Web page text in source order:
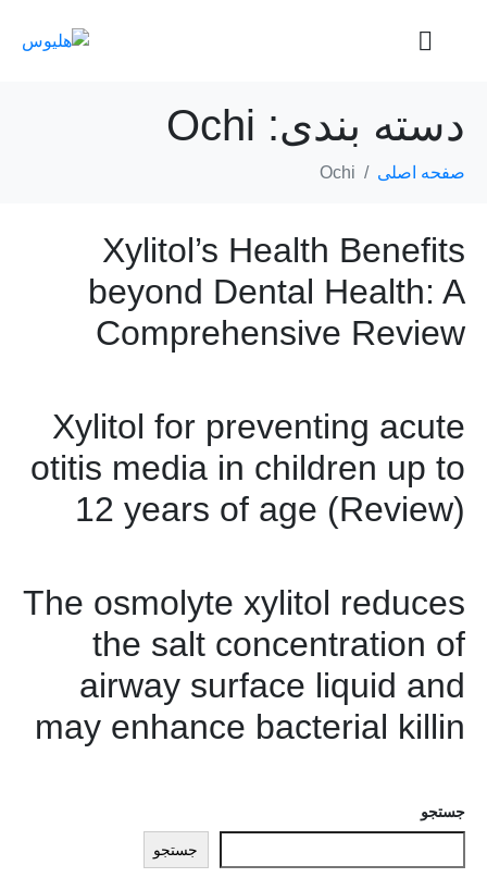
دسته بندی: Ochi
صفحه اصلی Ochi
Xylitol’s Health Benefits
beyond Dental Health: A
Comprehensive Review
Xylitol for preventing acute
otitis media in children up to
12 years of age (Review)
The osmolyte xylitol reduces
the salt concentration of
airway surface liquid and
may enhance bacterial killin
جستجو
جستجو